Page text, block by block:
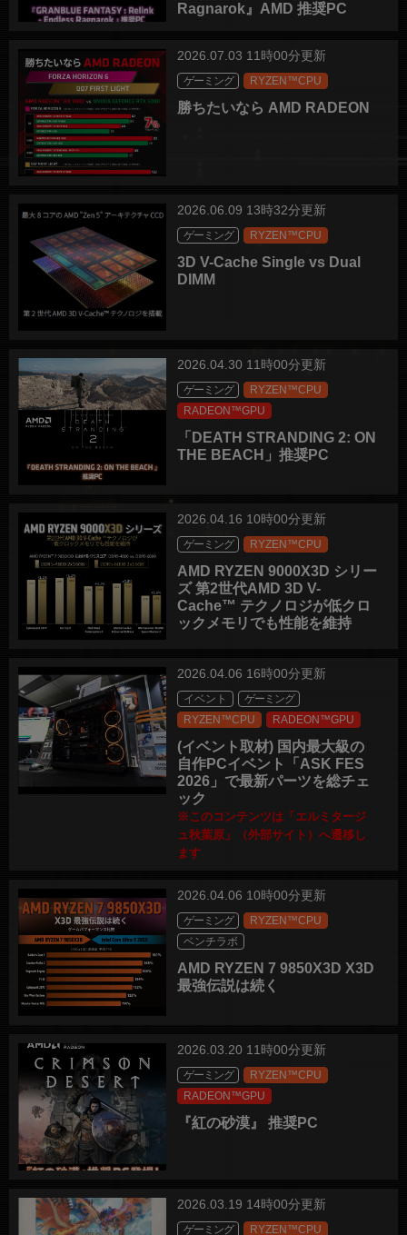
Ragnarok』AMD 推奨PC
2026.07.03 11時00分更新
ゲーミング RYZEN™CPU
勝ちたいなら AMD RADEON
2026.06.09 13時32分更新
ゲーミング RYZEN™CPU
3D V-Cache Single vs Dual
DIMM
2026.04.30 11時00分更新
ゲーミング
RYZEN™CPU
RADEON™GPU
「DEATH STRANDING 2: ON
THE BEACH」推奨PC
2026.04.16 10時00分更新
ゲーミング RYZEN™CPU
AMD RYZEN 9000X3D シリー
ズ 第2世代AMD 3D V-
Cache™ テクノロジが低クロ
ックメモリでも性能を維持
2026.04.06 16時00分更新
イベント
ゲーミング
RYZEN™CPU
RADEON™GPU
(イベント取材) 国内最大級の
自作PCイベント「ASK FES
2026」で最新パーツを総チェ
ック
※このコンテンツは「エルミタージ
ュ秋葉原」（外部サイト）へ遷移し
ます
2026.04.06 10時00分更新
ゲーミング
RYZEN™CPU
ベンチラボ
AMD RYZEN 7 9850X3D X3D
最強伝説は続く
2026.03.20 11時00分更新
ゲーミング
RYZEN™CPU
RADEON™GPU
『紅の砂漠』 推奨PC
2026.03.19 14時00分更新
ゲーミング RYZEN™CPU